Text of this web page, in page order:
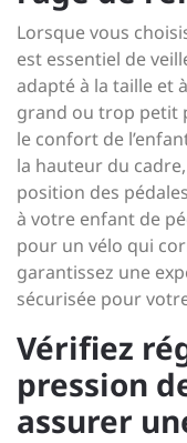
Lorsque vous
est essentiel de
adapté à la taille et
grand ou trop petit
le confort de
la hauteur du
position des
à votre enfant de
pour un vélo qui
garantissez une
sécurisée pour
Vérifiez
pression
assurer